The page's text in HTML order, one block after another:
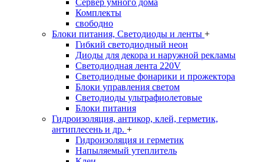
Сервер умного дома
Комплекты
свободно
Блоки питания, Светодиоды и ленты +
Гибкий светодиодный неон
Диоды для декора и наружной рекламы
Светодиодная лента 220V
Светодиодные фонарики и прожектора
Блоки управления светом
Светодиоды ультрафиолетовые
Блоки питания
Гидроизоляция, антикор, клей, герметик,
антиплесень и др. +
Гидроизоляция и герметик
Напыляемый утеплитель